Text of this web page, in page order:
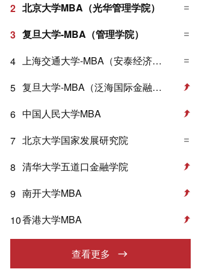
2 北京大学MBA（光华管理学院）
3 复旦大学-MBA（管理学院）
4
上海交通大学-MBA（安泰经济与管理学院）
5
复旦大学-MBA（泛海国际金融学院）
6 中国人民大学MBA
7 北京大学国家发展研究院
8 清华大学五道口金融学院
9 南开大学MBA
10香港大学MBA
查看更多